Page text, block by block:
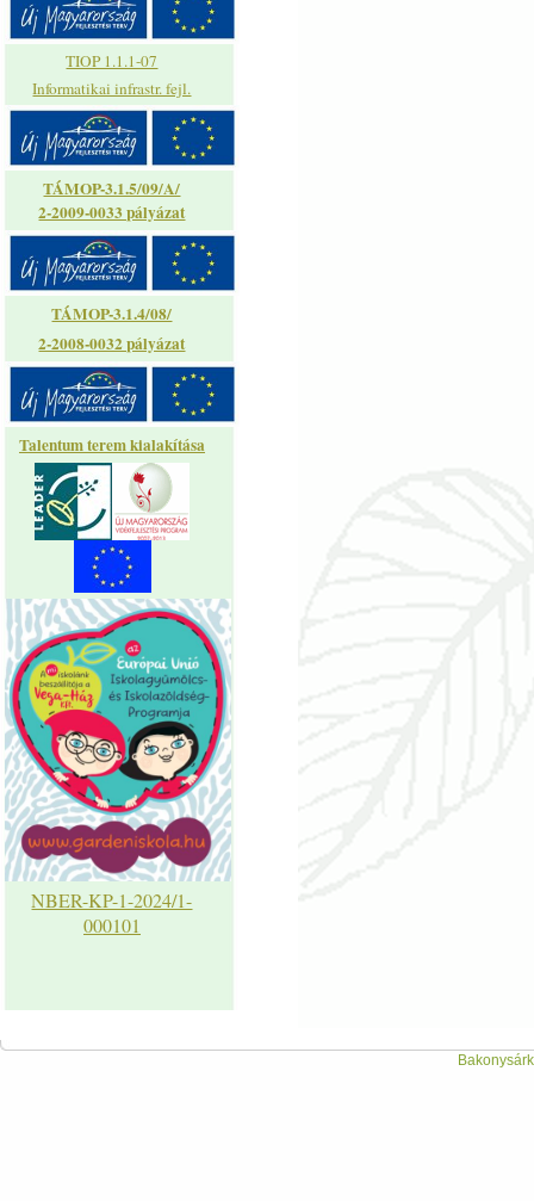
TIOP 1.1.1-07
Informatikai infrastr. fejl.
TÁMOP-3.1.5/09/A/
2-2009-0033 pályázat
TÁMOP-3.1.4/08/
2-2008-0032 pályázat
Talentum terem kialakítása
NBER-KP-1-2024/1-
000101